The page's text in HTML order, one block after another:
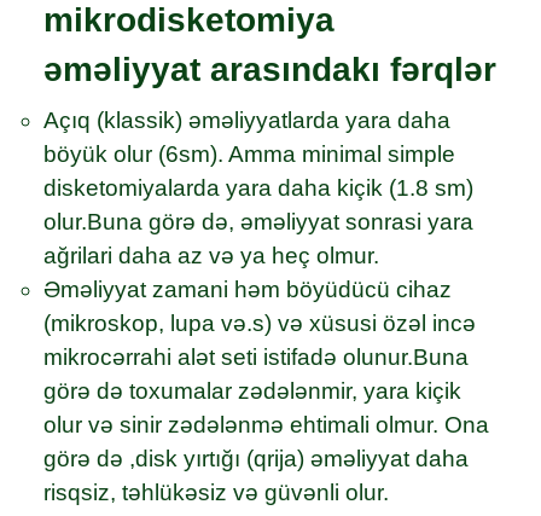
mikrodisketomiya
əməliyyat arasındakı fərqlər
Açıq (klassik) əməliyyatlarda yara daha
böyük olur (6sm). Amma minimal simple
disketomiyalarda yara daha kiçik (1.8 sm)
olur.Buna görə də, əməliyyat sonrasi yara
ağrilari daha az və ya heç olmur.
Əməliyyat zamani həm böyüdücü cihaz
(mikroskop, lupa və.s) və xüsusi özəl incə
mikrocərrahi alət seti istifadə olunur.Buna
görə də toxumalar zədələnmir, yara kiçik
olur və sinir zədələnmə ehtimali olmur. Ona
görə də ,disk yırtığı (qrija) əməliyyat daha
risqsiz, təhlükəsiz və güvənli olur.